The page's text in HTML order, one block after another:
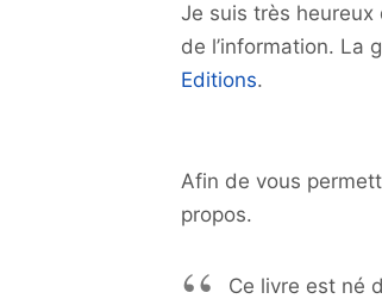
Je suis très
de l’information. La
Editions.
Afin de vous
propos.
Ce livre est né